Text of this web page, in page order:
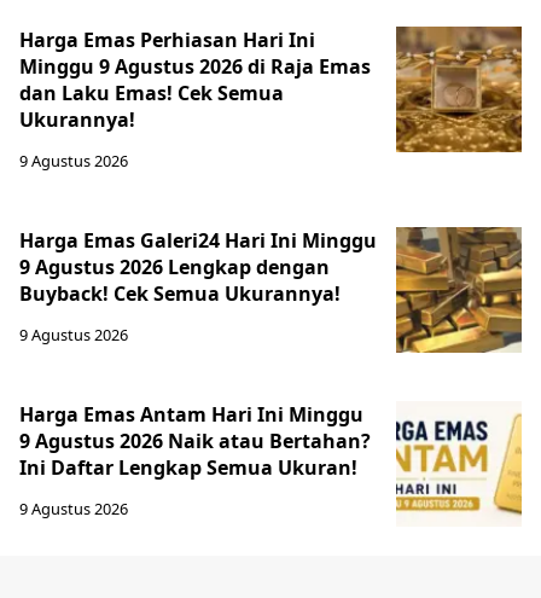
Harga Emas Perhiasan Hari Ini
Minggu 9 Agustus 2026 di Raja Emas
dan Laku Emas! Cek Semua
Ukurannya!
9 Agustus 2026
Harga Emas Galeri24 Hari Ini Minggu
9 Agustus 2026 Lengkap dengan
Buyback! Cek Semua Ukurannya!
9 Agustus 2026
Harga Emas Antam Hari Ini Minggu
9 Agustus 2026 Naik atau Bertahan?
Ini Daftar Lengkap Semua Ukuran!
9 Agustus 2026